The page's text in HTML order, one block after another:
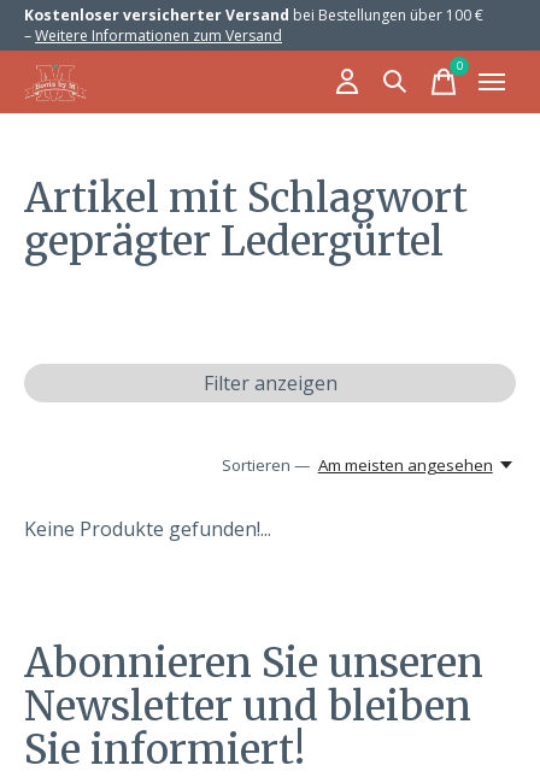
Kostenloser versicherter Versand bei Bestellungen über 100 €
–Weitere Informationen zum Versand
0items
Artikel mit Schlagwort
geprägter Ledergürtel
Filter anzeigen
Sortieren — Am meisten angesehen
Keine Produkte gefunden!...
Abonnieren Sie unseren
Newsletter und bleiben
Sie informiert!